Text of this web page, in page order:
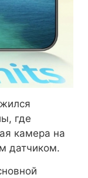
где
камера на
датчиком.